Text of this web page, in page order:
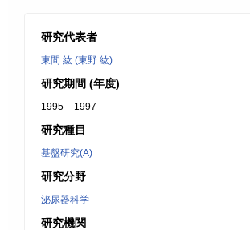
研究代表者
東間 紘 (東野 紘)
研究期間 (年度)
1995 – 1997
研究種目
基盤研究(A)
研究分野
泌尿器科学
研究機関